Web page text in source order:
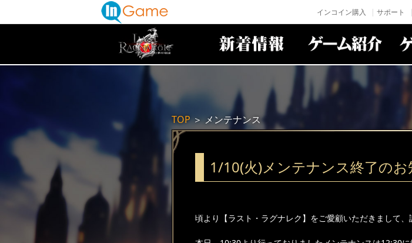
インコイン購入 サポート
TOP＞メンテナンス
1/10(火)メンテナンス終了のお
頃より【ラスト・ラグナレク】をご愛顧いただきまして、